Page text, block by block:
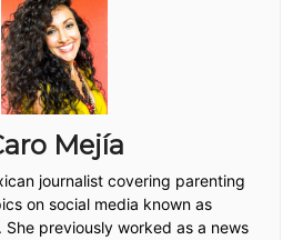
Mejía
journalist covering parenting
on social media known as
She previously worked as a news